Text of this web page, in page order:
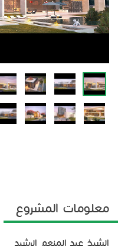
معلومات المشروع
الشيخ عبد المنعم الرشيد